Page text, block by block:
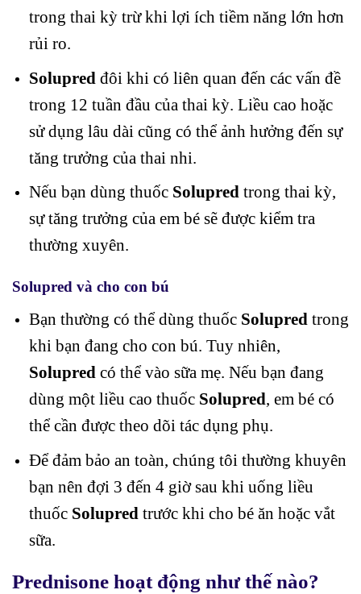
trong thai kỳ trừ khi lợi ích tiềm năng lớn hơn
rủi ro.
Solupred đôi khi có liên quan đến các vấn đề
trong 12 tuần đầu của thai kỳ. Liều cao hoặc
sử dụng lâu dài cũng có thể ảnh hưởng đến sự
tăng trưởng của thai nhi.
Nếu bạn dùng thuốc Solupred trong thai kỳ,
sự tăng trưởng của em bé sẽ được kiểm tra
thường xuyên.
Solupred và cho con bú
Bạn thường có thể dùng thuốc Solupred trong
khi bạn đang cho con bú. Tuy nhiên,
Solupred có thể vào sữa mẹ. Nếu bạn đang
dùng một liều cao thuốc Solupred, em bé có
thể cần được theo dõi tác dụng phụ.
Để đảm bảo an toàn, chúng tôi thường khuyên
bạn nên đợi 3 đến 4 giờ sau khi uống liều
thuốc Solupred trước khi cho bé ăn hoặc vắt
sữa.
Prednisone hoạt động như thế nào?